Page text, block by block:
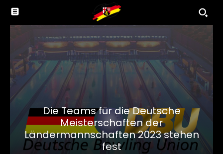
Die Teams für die Deutsche
Meisterschaften der
Ländermannschaften 2023 stehen
fest